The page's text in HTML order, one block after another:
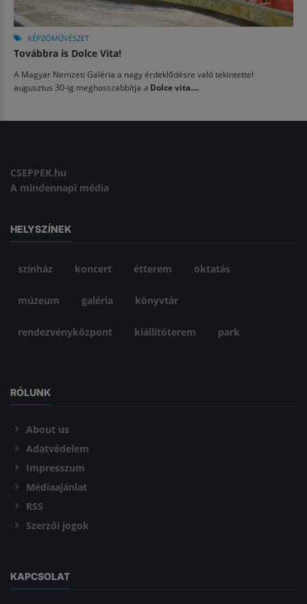
KÉPZŐMŰVÉSZET
Továbbra is Dolce Vita!
A Magyar Nemzeti Galéria a nagy érdeklődésre való tekintettel
augusztus 30-ig meghosszabbítja a Dolce vita....
CSEPPEK.hu
A mindennapi média
HELYSZÍNEK
színház koncert étterem oktatás
múzeum galéria könyvtár
rendezvényközpont kiállítóterem park
RÓLUNK
About us
Adatvédelem
Impresszum
Médiaajánlat
RSS
Szerzői jogok
KAPCSOLAT